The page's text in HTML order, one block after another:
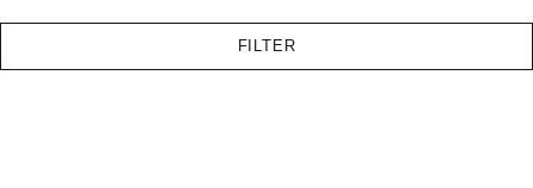
FILTER